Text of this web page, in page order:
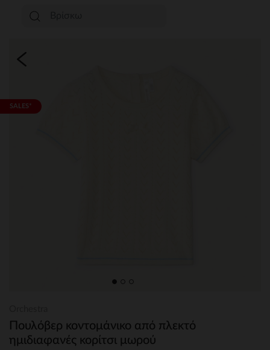
SALES*
Πουλόβερ κοντομάνικο από πλεκτό
ημιδιαφανές κορίτσι μωρού